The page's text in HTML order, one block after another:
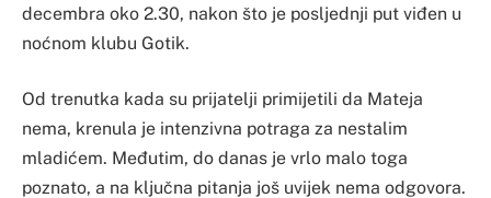
decembra oko 2.30, nakon što je posljednji put viđen u
noćnom klubu Gotik.
Od trenutka kada su prijatelji primijetili da Mateja
nema, krenula je intenzivna potraga za nestalim
mladićem. Međutim, do danas je vrlo malo toga
poznato, a na ključna pitanja još uvijek nema odgovora.